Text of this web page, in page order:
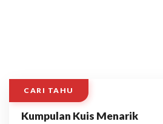
CARI TAHU
Kumpulan Kuis Menarik